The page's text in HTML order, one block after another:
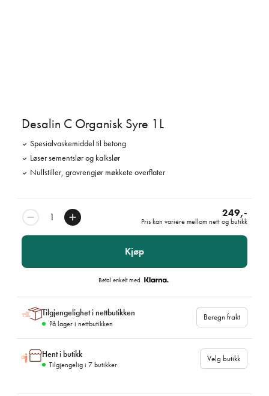
Desalin C Organisk Syre 1L
Spesialvaskemiddel til betong
Løser sementslør og kalkslør
Nullstiller, grovrengjør møkkete overflater
249,-
Pris kan variere mellom nett og butikk
Kjøp
Betal enkelt med
Tilgjengelighet i nettbutikken
På lager i nettbutikken
Beregn frakt
Hent i butikk
Tilgjengelig i 7butikker
Velg butikk